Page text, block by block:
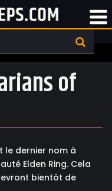
of
le dernier nom à
Elden Ring. Cela
bientôt de